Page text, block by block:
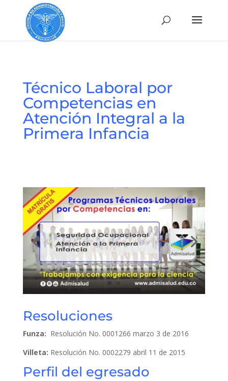
Técnico Laboral por
Competencias en
Atención Integral a la
Primera Infancia
Resoluciones
Funza: Resolución No. 0001266 marzo 3 de 2016
Villeta: Resolución No. 0002279 abril 11 de 2015
Perfil del egresado